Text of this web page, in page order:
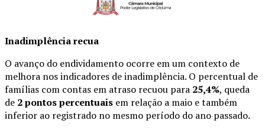
Inadimplência recua
O avanço do endividamento ocorre em um contexto de
melhora nos indicadores de inadimplência. O percentual de
famílias com contas em atraso recuou para 25,4%, queda
de 2 pontos percentuais em relação a maio e também
inferior ao registrado no mesmo período do ano passado.